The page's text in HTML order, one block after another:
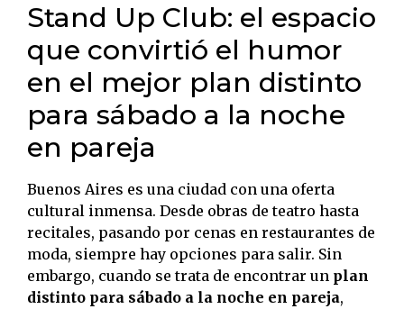
Stand Up Club: el espacio
que convirtió el humor
en el mejor plan distinto
para sábado a la noche
en pareja
Buenos Aires es una ciudad con una oferta
cultural inmensa. Desde obras de teatro hasta
recitales, pasando por cenas en restaurantes de
moda, siempre hay opciones para salir. Sin
embargo, cuando se trata de encontrar un plan
distinto para sábado a la noche en pareja,